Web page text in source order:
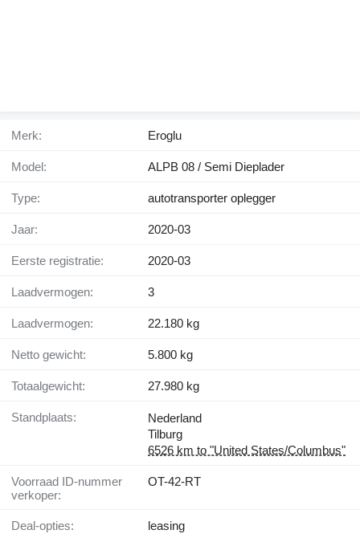
Merk: Eroglu
Model: ALPB 08 / Semi Dieplader
Type: autotransporter oplegger
Jaar: 2020-03
Eerste registratie: 2020-03
Laadvermogen: 3
Laadvermogen: 22.180 kg
Netto gewicht: 5.800 kg
Totaalgewicht: 27.980 kg
Standplaats:
Nederland
Tilburg
6526 km to "United States/Columbus"
Voorraad ID-nummer
verkoper:
OT-42-RT
Deal-opties: leasing